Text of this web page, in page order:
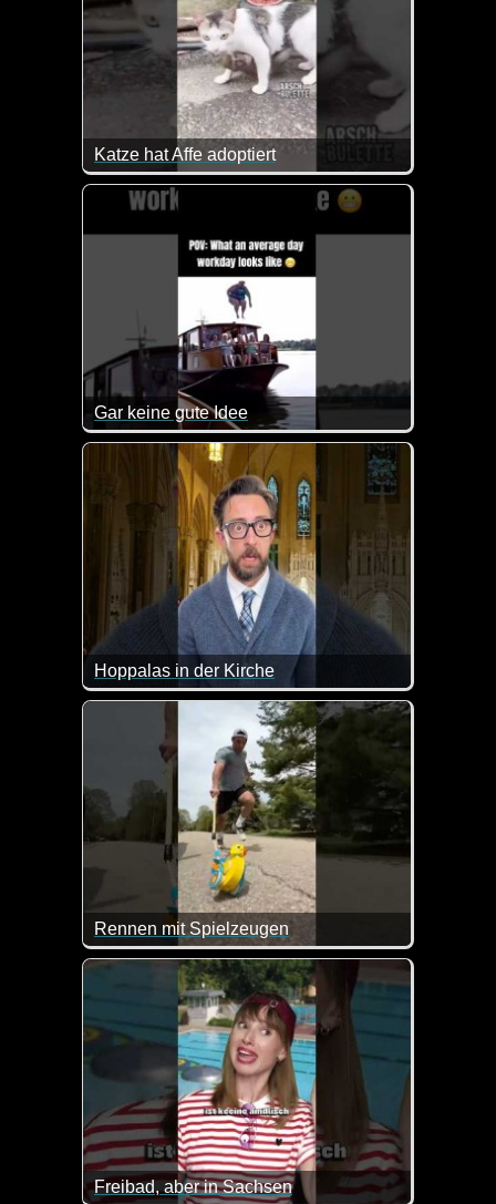
Katze hat Affe adoptiert
Das sieht man tatsächlich nicht alle Tage :-)
Gar keine gute Idee
Der Sprung ging ja mal richtig nach unten los :-)
Hoppalas in der Kirche
Ja, mit Kindern kann man in der Kirche durchaus
Rennen mit Spielzeugen
Der Typ kommt auch immer wieder auf neue
Freibad, aber in Sachsen